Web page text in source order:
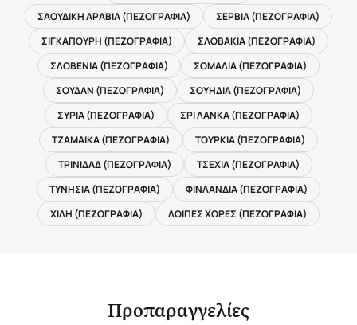
ΣΑΟΥΔΙΚΗ ΑΡΑΒΙΑ (ΠΕΖΟΓΡΑΦΙΑ)
ΣΕΡΒΙΑ (ΠΕΖΟΓΡΑΦΙΑ)
ΣΙΓΚΑΠΟΥΡΗ (ΠΕΖΟΓΡΑΦΙΑ)
ΣΛΟΒΑΚΙΑ (ΠΕΖΟΓΡΑΦΙΑ)
ΣΛΟΒΕΝΙΑ (ΠΕΖΟΓΡΑΦΙΑ)
ΣΟΜΑΛΙΑ (ΠΕΖΟΓΡΑΦΙΑ)
ΣΟΥΔΑΝ (ΠΕΖΟΓΡΑΦΙΑ)
ΣΟΥΗΔΙΑ (ΠΕΖΟΓΡΑΦΙΑ)
ΣΥΡΙΑ (ΠΕΖΟΓΡΑΦΙΑ)
ΣΡΙ ΛΑΝΚΑ (ΠΕΖΟΓΡΑΦΙΑ)
ΤΖΑΜΑΙΚΑ (ΠΕΖΟΓΡΑΦΙΑ)
ΤΟΥΡΚΙΑ (ΠΕΖΟΓΡΑΦΙΑ)
ΤΡΙΝΙΔΑΔ (ΠΕΖΟΓΡΑΦΙΑ)
ΤΣΕΧΙΑ (ΠΕΖΟΓΡΑΦΙΑ)
ΤΥΝΗΣΙΑ (ΠΕΖΟΓΡΑΦΙΑ)
ΦΙΝΛΑΝΔΙΑ (ΠΕΖΟΓΡΑΦΙΑ)
ΧΙΛΗ (ΠΕΖΟΓΡΑΦΙΑ)
ΛΟΙΠΕΣ ΧΩΡΕΣ (ΠΕΖΟΓΡΑΦΙΑ)
Προπαραγγελίες